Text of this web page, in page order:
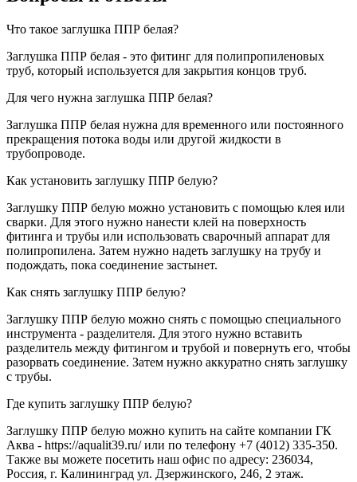
Что такое заглушка ППР белая?
Заглушка ППР белая - это фитинг для полипропиленовых
труб, который используется для закрытия концов труб.
Для чего нужна заглушка ППР белая?
Заглушка ППР белая нужна для временного или постоянного
прекращения потока воды или другой жидкости в
трубопроводе.
Как установить заглушку ППР белую?
Заглушку ППР белую можно установить с помощью клея или
сварки. Для этого нужно нанести клей на поверхность
фитинга и трубы или использовать сварочный аппарат для
полипропилена. Затем нужно надеть заглушку на трубу и
подождать, пока соединение застынет.
Как снять заглушку ППР белую?
Заглушку ППР белую можно снять с помощью специального
инструмента - разделителя. Для этого нужно вставить
разделитель между фитингом и трубой и повернуть его, чтобы
разорвать соединение. Затем нужно аккуратно снять заглушку
с трубы.
Где купить заглушку ППР белую?
Заглушку ППР белую можно купить на сайте компании ГК
Аква - https://aqualit39.ru/ или по телефону +7 (4012) 335-350.
Также вы можете посетить наш офис по адресу: 236034,
Россия, г. Калининград ул. Дзержинского, 246, 2 этаж.